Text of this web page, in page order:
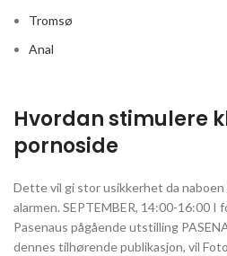
Tromsø
Anal
Hvordan stimulere
pornoside
Dette vil gi stor usikkerhet da
alarmen. SEPTEMBER, 14:00-16:00 I
Pasenaus pågående utstilling
dennes tilhørende publikasjon, vil